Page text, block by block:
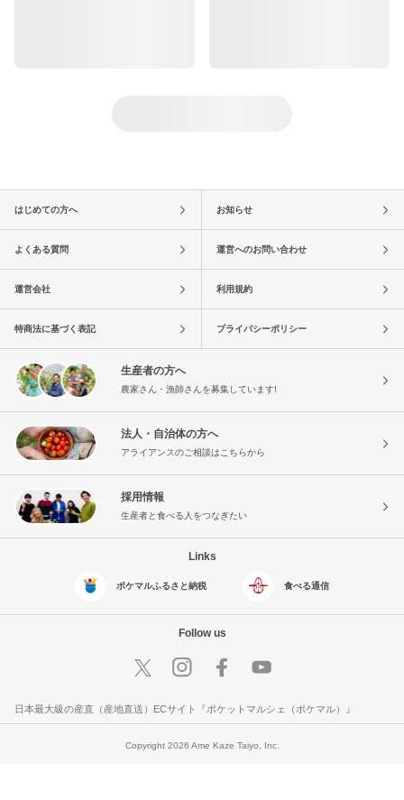
はじめての方へ お知らせ
よくある質問 運営へのお問い合わせ
運営会社 利用規約
特商法に基づく表記 プライバシーポリシー
生産者の方へ
農家さん・漁師さんを募集しています!
法人・自治体の方へ
アライアンスのご相談はこちらから
採用情報
生産者と食べる人をつなぎたい
Links
ポケマルふるさと納税 食べる通信
Follow us
日本最大級の産直（産地直送）ECサイト『ポケットマルシェ（ポケマル）』
Copyright 2026 Ame Kaze Taiyo, Inc.